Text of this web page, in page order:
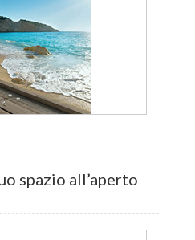
spazio all’aperto